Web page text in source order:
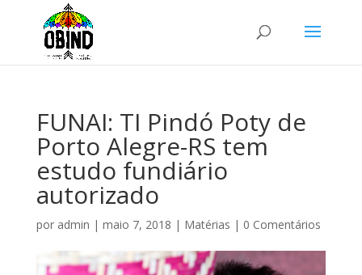
FUNAI: TI Pindó Poty de
Porto Alegre-RS tem
estudo fundiário
autorizado
por admin | maio 7, 2018 | Matérias | 0 Comentários